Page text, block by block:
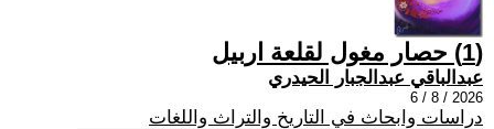
(1) حصار مغول لقلعة اربيل
عبدالباقي عبدالجبار الحيدري
2026 / 8 / 6
دراسات وابحاث في التاريخ والتراث واللغات